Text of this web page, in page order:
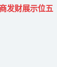
发财展示位五